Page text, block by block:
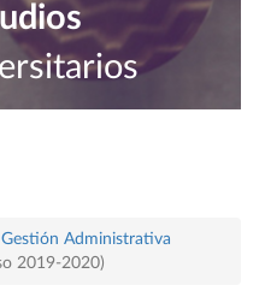
Administrativa
2019-2020)